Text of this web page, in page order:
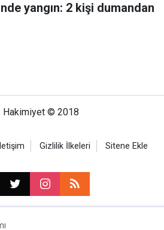
yangın: 2 kişi dumandan
Hakimiyet © 2018
Gizlilik İlkeleri Sitene Ekle